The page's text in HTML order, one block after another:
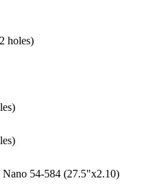
holes)
54-584 (27.5"x2.10)